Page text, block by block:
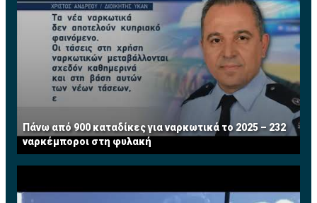
Πάνω από 900 καταδίκες για ναρκωτικά το 2025 – 232
ναρκέμποροι στη φυλακή